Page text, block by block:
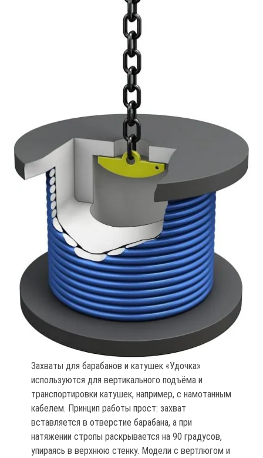
Захваты для барабанов и катушек «Удочка»
используются для вертикального подъёма и
транспортировки катушек, например, с намотанным
кабелем. Принцип работы прост: захват
вставляется в отверстие барабана, а при
натяжении стропы раскрывается на 90 градусов,
упираясь в верхнюю стенку. Модели с вертлюгом и